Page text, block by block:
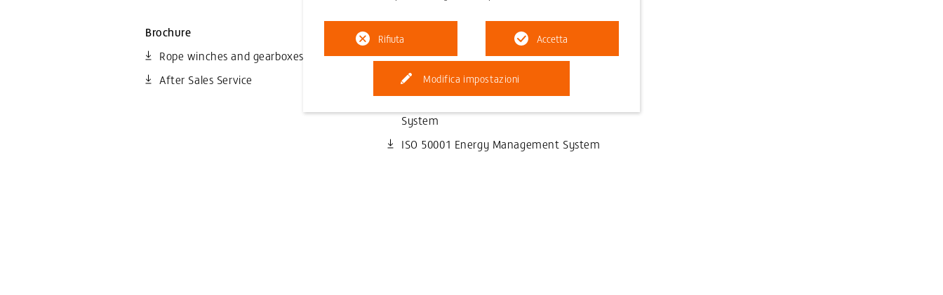
Brochure
Rope winches and gearboxes
After Sales Service
Certificati
ISO 9001 Herbertingen
ISO 9001 Tianjin
System
ISO 50001 Energy Management System
Modifica impostazioni
Rifiuta Accetta